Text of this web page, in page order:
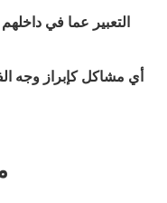
التعبير عما في
أي مشاكل كإبراز وجه